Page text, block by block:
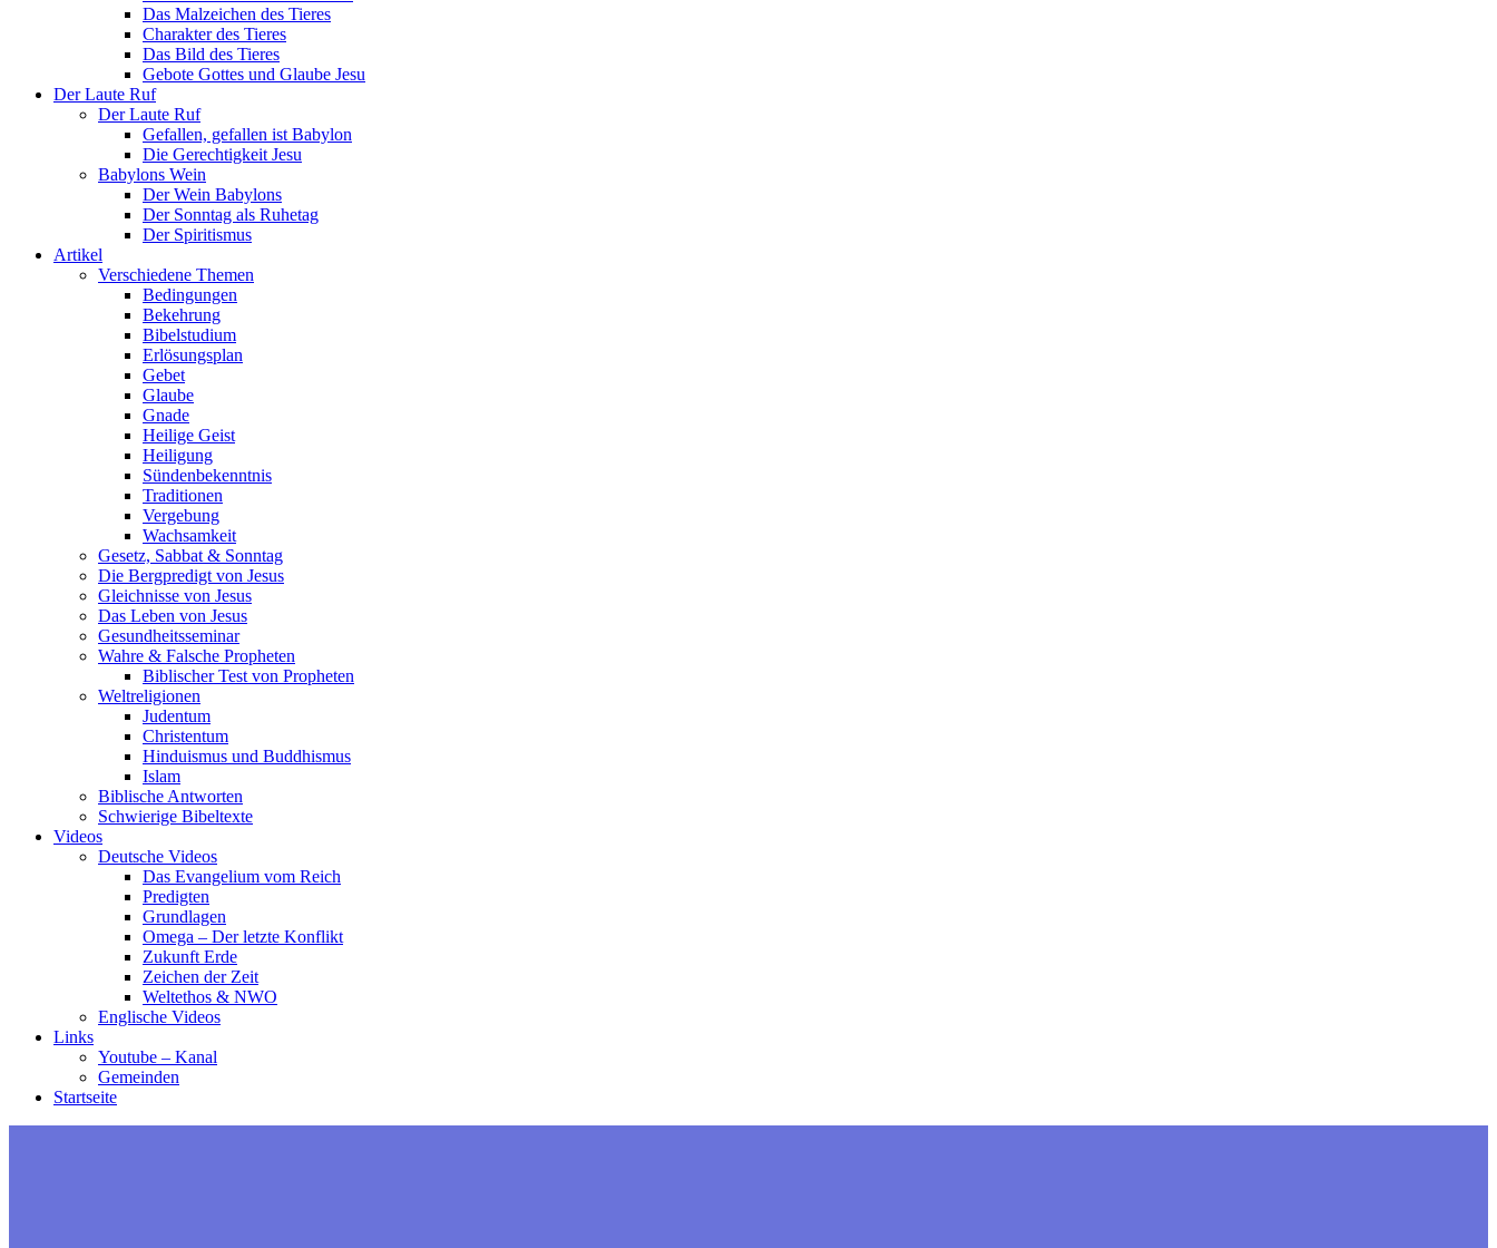
Das Malzeichen des Tieres
Charakter des Tieres
Das Bild des Tieres
Gebote Gottes und Glaube Jesu
Der Laute Ruf
Der Laute Ruf
Gefallen, gefallen ist Babylon
Die Gerechtigkeit Jesu
Babylons Wein
Der Wein Babylons
Der Sonntag als Ruhetag
Der Spiritismus
Artikel
Verschiedene Themen
Bedingungen
Bekehrung
Bibelstudium
Erlösungsplan
Gebet
Glaube
Gnade
Heilige Geist
Heiligung
Sündenbekenntnis
Traditionen
Vergebung
Wachsamkeit
Gesetz, Sabbat & Sonntag
Die Bergpredigt von Jesus
Gleichnisse von Jesus
Das Leben von Jesus
Gesundheitsseminar
Wahre & Falsche Propheten
Biblischer Test von Propheten
Weltreligionen
Judentum
Christentum
Hinduismus und Buddhismus
Islam
Biblische Antworten
Schwierige Bibeltexte
Videos
Deutsche Videos
Das Evangelium vom Reich
Predigten
Grundlagen
Omega – Der letzte Konflikt
Zukunft Erde
Zeichen der Zeit
Weltethos & NWO
Englische Videos
Links
Youtube – Kanal
Gemeinden
Startseite